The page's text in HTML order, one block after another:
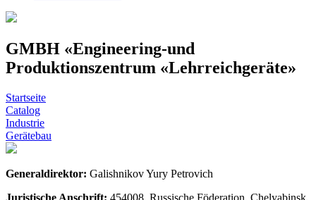
GMBH «Engineering-und
Produktionszentrum «Lehrreichgeräte»
Startseite
Catalog
Industrie
Gerätebau
Generaldirektor: Galishnikov Yury Petrovich
Juristische Anschrift: 454008, Russische Föderation, Chelyabinsk,